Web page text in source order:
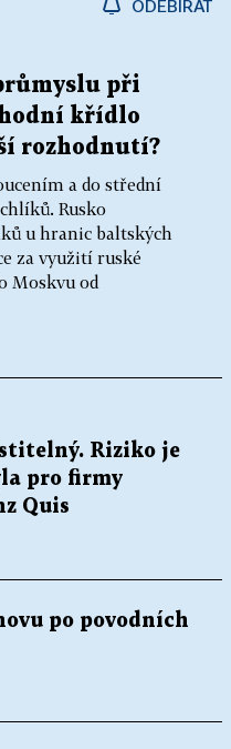
ODEBÍRAT
při
křídlo
rozhodnutí?
a do střední
Rusko
u hranic baltských
za využití ruské
Moskvu od
Riziko je
pro firmy
Quis
po povodních